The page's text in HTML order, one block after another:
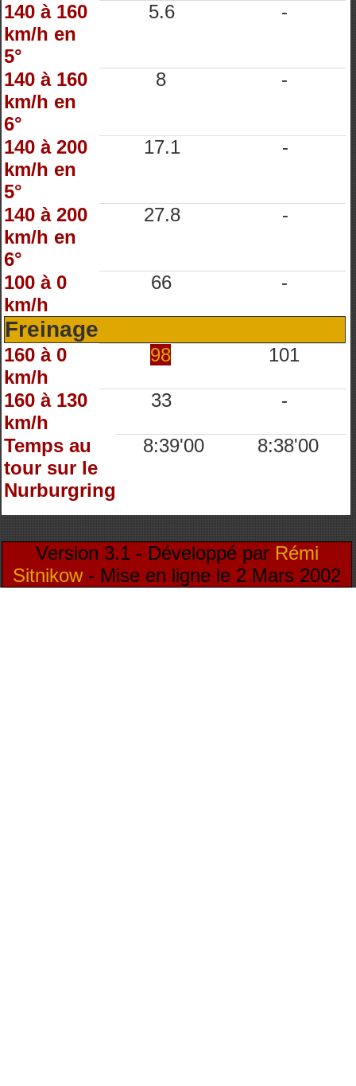
140 à 160
km/h en
5°
5.6 -
140 à 160
km/h en
6°
8 -
140 à 200
km/h en
5°
17.1 -
140 à 200
km/h en
6°
27.8 -
100 à 0
km/h
66 -
Freinage
160 à 0
km/h
98 101
160 à 130
km/h
33 -
Temps au
tour sur le
Nurburgring
8:39'00 8:38'00
Version 3.1 - Développé par Rémi
Sitnikow- Mise en ligne le 2 Mars 2002